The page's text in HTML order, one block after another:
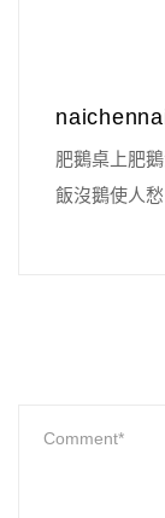
肥鵝桌上肥
飯沒鵝使人愁